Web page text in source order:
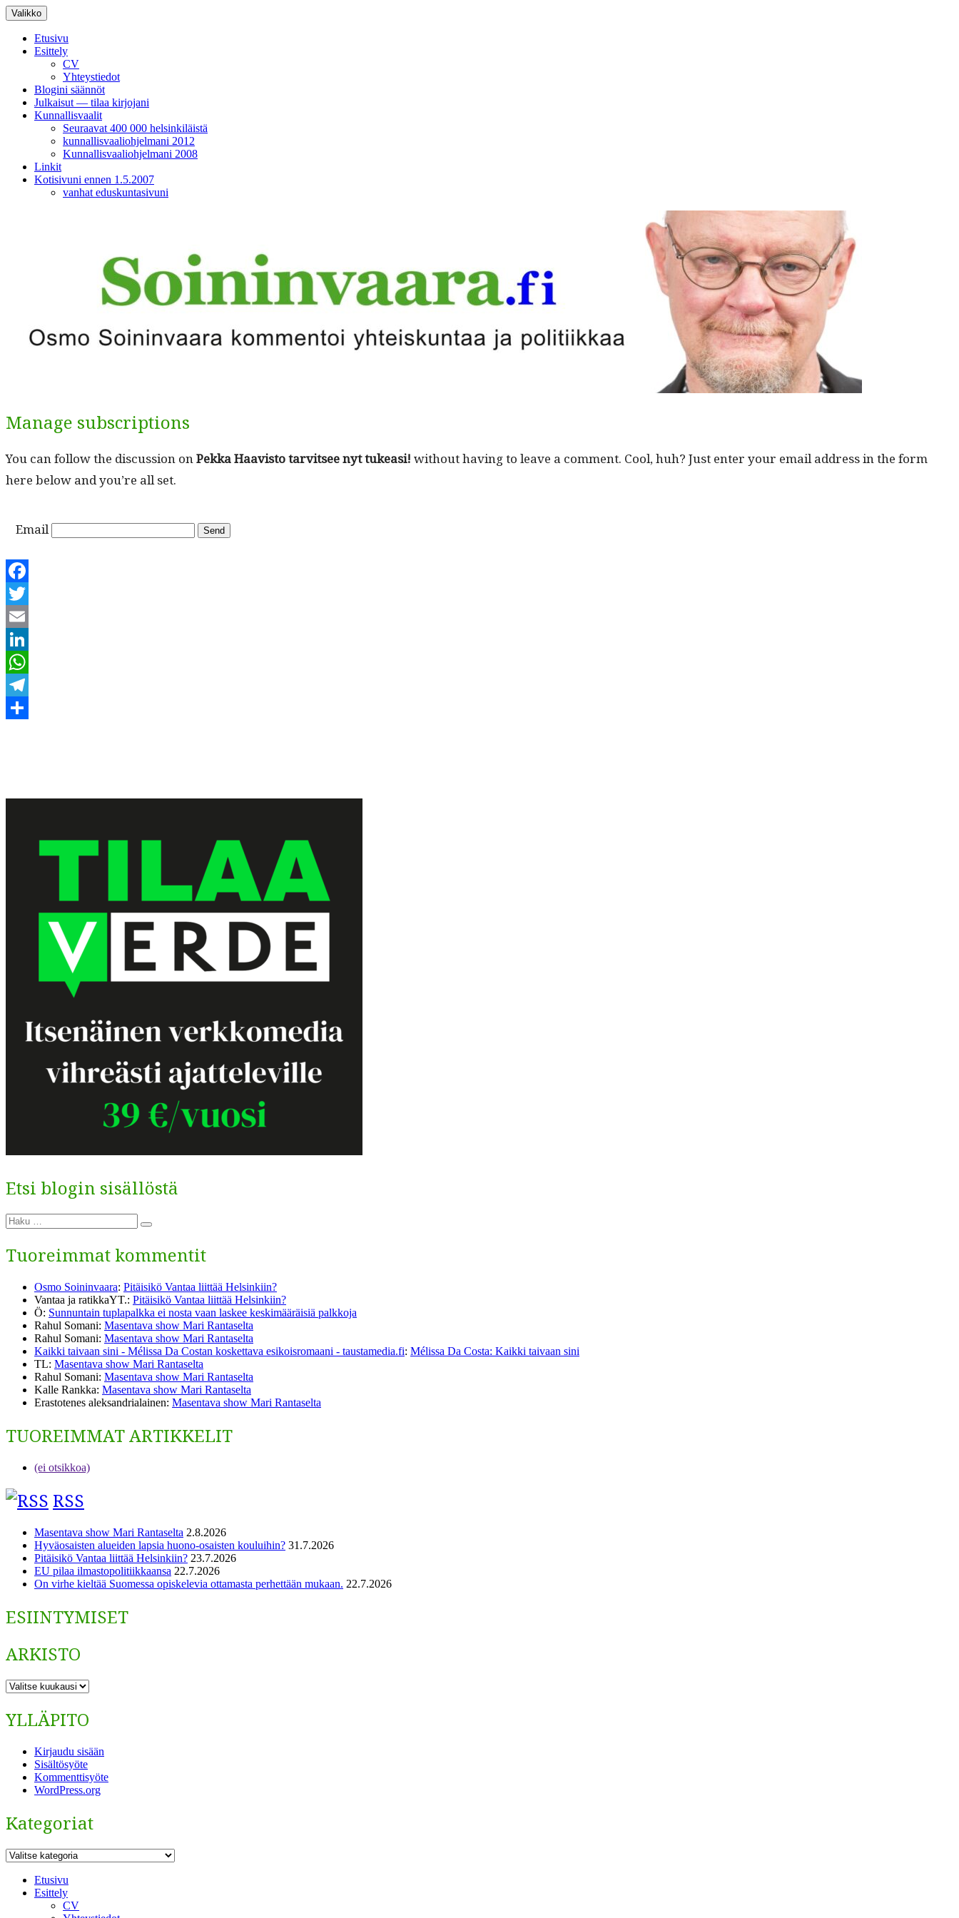
Siirry
sisältöön
Valikko
Etusivu
Esittely
CV
Yhteystiedot
Blogini säännöt
Julkaisut — tilaa kirjojani
Kunnallisvaalit
Seuraavat 400 000 helsinkiläistä
kunnallisvaaliohjelmani 2012
Kunnallisvaaliohjelmani 2008
Linkit
Kotisivuni ennen 1.5.2007
vanhat eduskuntasivuni
Manage subscriptions
You can fol­low the dis­cus­sion onPekka Haav­is­to tarvit­see nyt tukeasi! with­out hav­ing to leave a com­ment. Cool, huh? Just enter your email address in the form
here below and you’re all set.
Email
Facebook
Twitter
Email
LinkedIn
WhatsApp
Telegram
Etsi blogin sisällöstä
Etsi:
Haku
Tuoreimmat kommentit
Osmo Soininvaara: Pitäisikö Vantaa liittää Helsinkiin?
Vantaa ja ratikkaYT.: Pitäisikö Vantaa liittää Helsinkiin?
Ö: Sunnuntain tuplapalkka ei nosta vaan laskee keskimääräisiä palkkoja
Rahul Somani: Masentava show Mari Rantaselta
Rahul Somani: Masentava show Mari Rantaselta
Kaikki taivaan sini - Mélissa Da Costan koskettava esikoisromaani - taustamedia.fi: Mélissa Da Costa: Kaikki taivaan sini
TL: Masentava show Mari Rantaselta
Rahul Somani: Masentava show Mari Rantaselta
Kalle Rankka: Masentava show Mari Rantaselta
Erastotenes aleksandrialainen: Masentava show Mari Rantaselta
TUOREIMMAT ARTIKKELIT
(ei otsikkoa)
RSS
Masentava show Mari Rantaselta 2.8.2026
Hyväosaisten alueiden lapsia huono-osaisten kouluihin? 31.7.2026
Pitäisikö Vantaa liittää Helsinkiin? 23.7.2026
EU pilaa ilmastopolitiikkaansa 22.7.2026
On virhe kieltää Suomessa opiskelevia ottamasta perhettään mukaan. 22.7.2026
ESIINTYMISET
ARKISTO
ARKISTO
YLLÄPITO
Kirjaudu sisään
Sisältösyöte
Kommenttisyöte
WordPress.org
Kategoriat
Kategoriat
Etusivu
Esittely
CV